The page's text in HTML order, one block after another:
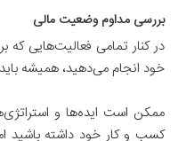
بررسی مداوم وضعیت مالی
در کنار تمامی فعالیت‌هایی
خود انجام می‌دهید، همیشه
ممکن است ایده‌ها و
کسب و کار خود داشته باشید